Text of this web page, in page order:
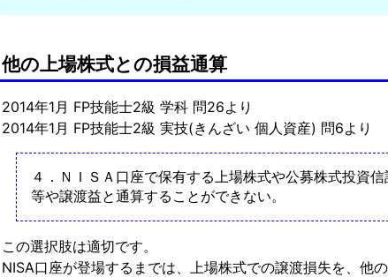
他の上場株式との損益通算
2014年1月 FP技能士2級 学科 問26より
2014年1月 FP技能士2級 実技(きんざい 個人資産) 問6より
４．ＮＩＳＡ口座で保有する上場株式や公募株式投資
等や譲渡益と通算することができない。
この選択肢は適切です。
NISA口座が登場するまでは、上場株式での譲渡損失を、他